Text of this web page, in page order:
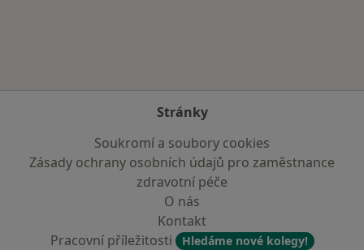
Stránky
Soukromí a soubory cookies
Zásady ochrany osobních údajů pro zaměstnance
zdravotní péče
O nás
Kontakt
Pracovní příležitosti
Hledáme nové kolegy!